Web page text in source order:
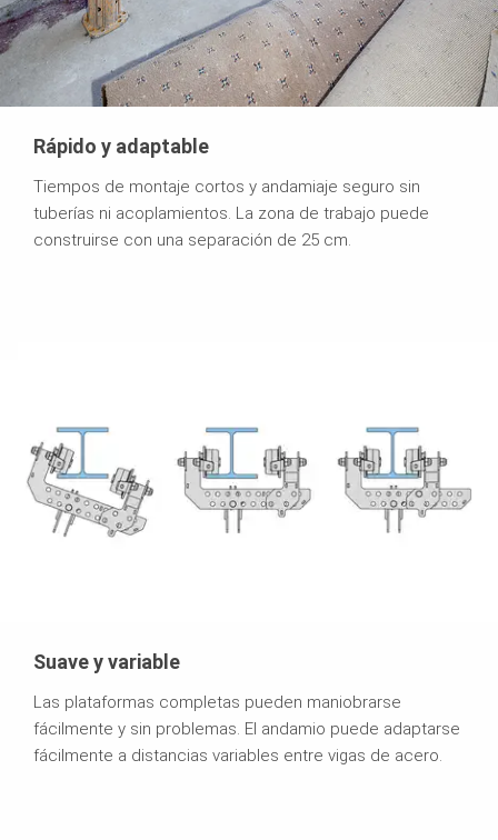
Rápido y adaptable
Tiempos de montaje cortos y andamiaje seguro sin
tuberías ni acoplamientos. La zona de trabajo puede
construirse con una separación de 25 cm.
Suave y variable
Las plataformas completas pueden maniobrarse
fácilmente y sin problemas. El andamio puede adaptarse
fácilmente a distancias variables entre vigas de acero.